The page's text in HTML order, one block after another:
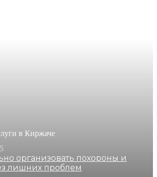
в Киржаче
организовать похороны и
лишних проблем